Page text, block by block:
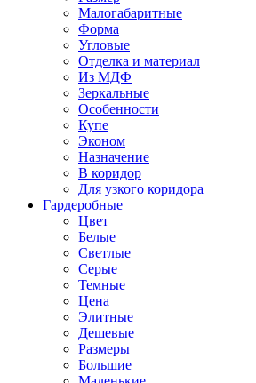
Малогабаритные
Форма
Угловые
Отделка и материал
Из МДФ
Зеркальные
Особенности
Купе
Эконом
Назначение
В коридор
Для узкого коридора
Гардеробные
Цвет
Белые
Светлые
Серые
Темные
Цена
Элитные
Дешевые
Размеры
Большие